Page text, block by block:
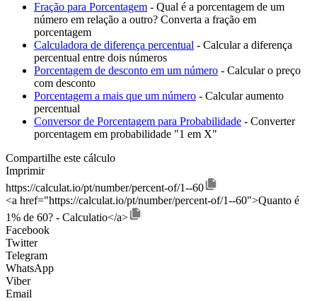
Fração para Porcentagem - Qual é a porcentagem de um
número em relação a outro? Converta a fração em
porcentagem
Calculadora de diferença percentual - Calcular a diferença
percentual entre dois números
Porcentagem de desconto em um número - Calcular o preço
com desconto
Porcentagem a mais que um número - Calcular aumento
percentual
Conversor de Porcentagem para Probabilidade - Converter
porcentagem em probabilidade "1 em X"
Compartilhe este cálculo
Imprimir
https://calculat.io/pt/number/percent-of/1--60
<a href="https://calculat.io/pt/number/percent-of/1--60">Quanto é
1% de 60? - Calculatio</a>
Facebook
Twitter
Telegram
WhatsApp
Viber
Email